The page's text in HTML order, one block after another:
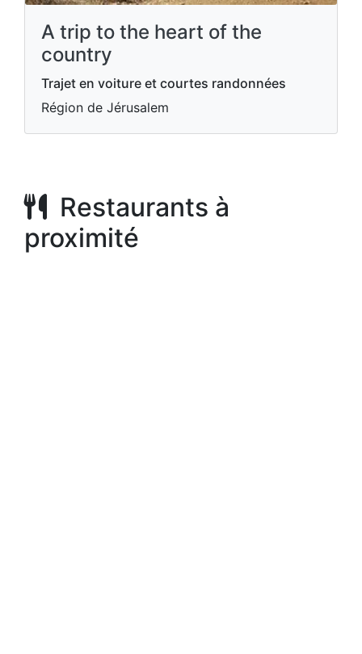
A trip to the heart of the
country
Trajet en voiture et courtes randonnées
Région de Jérusalem
Restaurants à
proximité